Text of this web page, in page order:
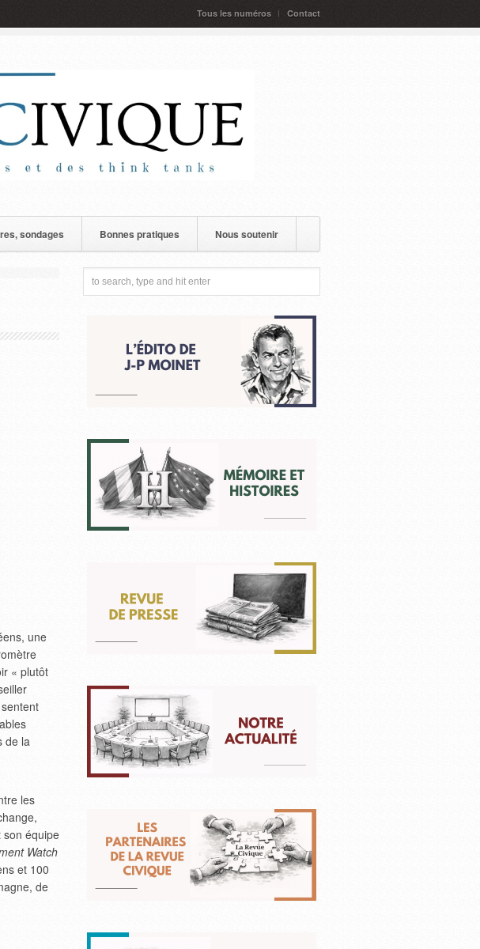
Tous les numéros Contact
sondages Bonnes pratiques Nous soutenir
une
« plutôt
de la
les
son équipe
Watch
et 100
de